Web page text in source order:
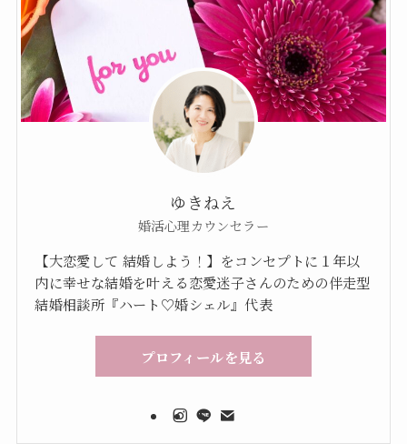
ゆきねえ
婚活心理カウンセラー
【大恋愛して 結婚しよう！】をコンセプトに１年以
内に幸せな結婚を叶える恋愛迷子さんのための伴走型
結婚相談所『ハート♡婚シェル』代表
プロフィールを見る